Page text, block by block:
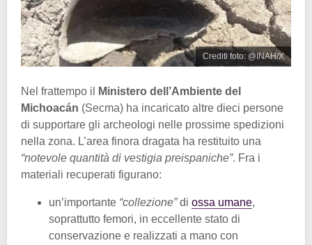
Crediti foto: @INAH/X
Nel frattempo il
Ministero dell’Ambiente del
Michoacán (Secma) ha incaricato altre dieci persone
di supportare gli archeologi nelle prossime spedizioni
nella zona. L’area finora dragata ha restituito una
“notevole quantità di vestigia preispaniche”. Fra i
materiali recuperati figurano:
un’importante “collezione”di ossa umane,
soprattutto femori, in eccellente stato di
conservazione e realizzati a mano con